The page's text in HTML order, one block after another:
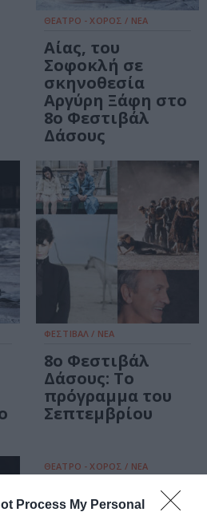
Process My Personal
ΘΕΑΤΡΟ - ΧΟΡΟΣ / ΝΕΑ
Αίας, του
Σοφοκλή σε
σκηνοθεσία
Αργύρη Ξάφη στο
8o Φεστιβάλ
Δάσους
ΦΕΣΤΙΒΑΛ / ΝΕΑ
8o Φεστιβάλ
Δάσους: Το
πρόγραμμα του
Σεπτεμβρίου
ΘΕΑΤΡΟ - ΧΟΡΟΣ / ΝΕΑ
Σοφοκλή σε